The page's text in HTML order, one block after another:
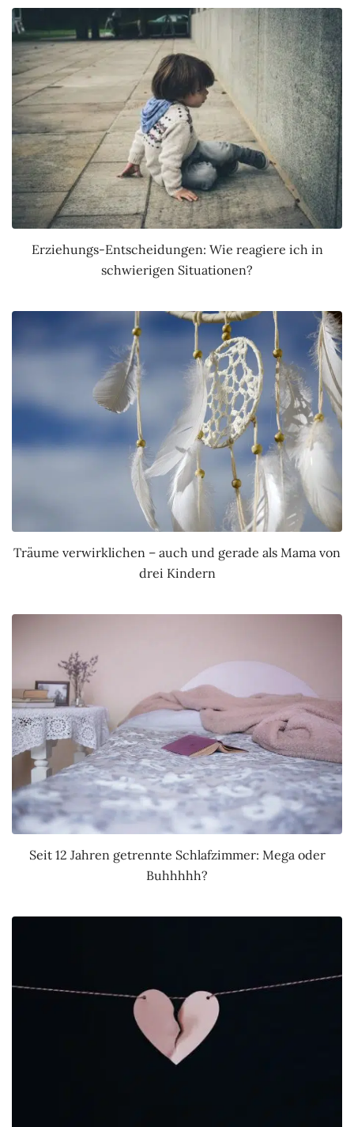
Erziehungs-Entscheidungen: Wie reagiere ich in
schwierigen Situationen?
Träume verwirklichen – auch und gerade als Mama von
drei Kindern
Seit 12 Jahren getrennte Schlafzimmer: Mega oder
Buhhhhh?